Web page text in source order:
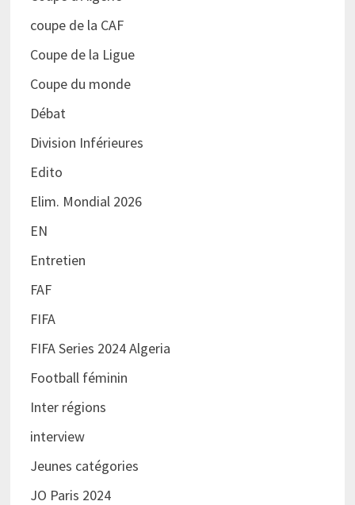
coupe de la CAF
Coupe de la Ligue
Coupe du monde
Débat
Division Inférieures
Edito
Elim. Mondial 2026
EN
Entretien
FAF
FIFA
FIFA Series 2024 Algeria
Football féminin
Inter régions
interview
Jeunes catégories
JO Paris 2024